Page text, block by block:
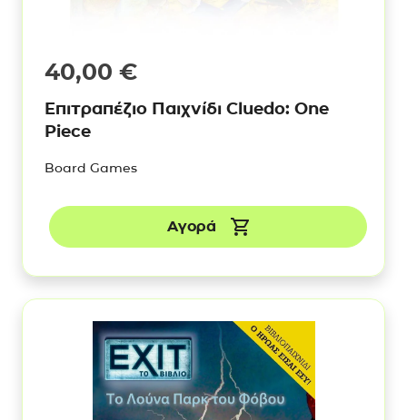
40,00 €
Επιτραπέζιο Παιχνίδι Cluedo: One
Piece
Board Games
Αγορά